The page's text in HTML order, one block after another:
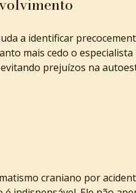
a identificar
mais cedo o
prejuízos na
craniano por